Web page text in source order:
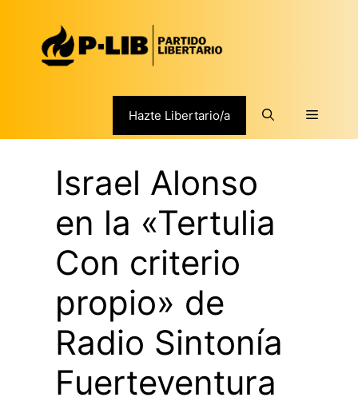
contenido
Hazte Libertario/a Menú
Israel Alonso
en la «Tertulia
Con criterio
propio» de
Radio Sintonía
Fuerteventura